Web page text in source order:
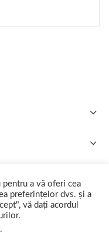
. Împreună ajungem departe.
a vă oferi cea
preferințelor dvs. și a
vă dați acordul
.